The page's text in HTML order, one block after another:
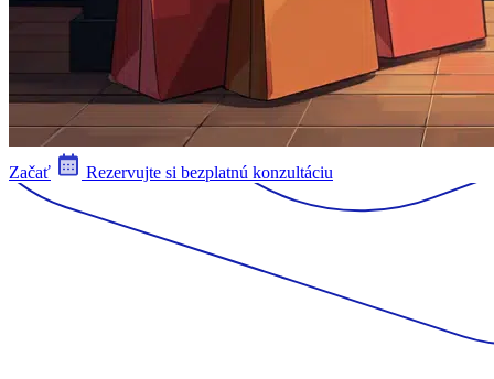
Začať Rezervujte si bezplatnú konzultáciu